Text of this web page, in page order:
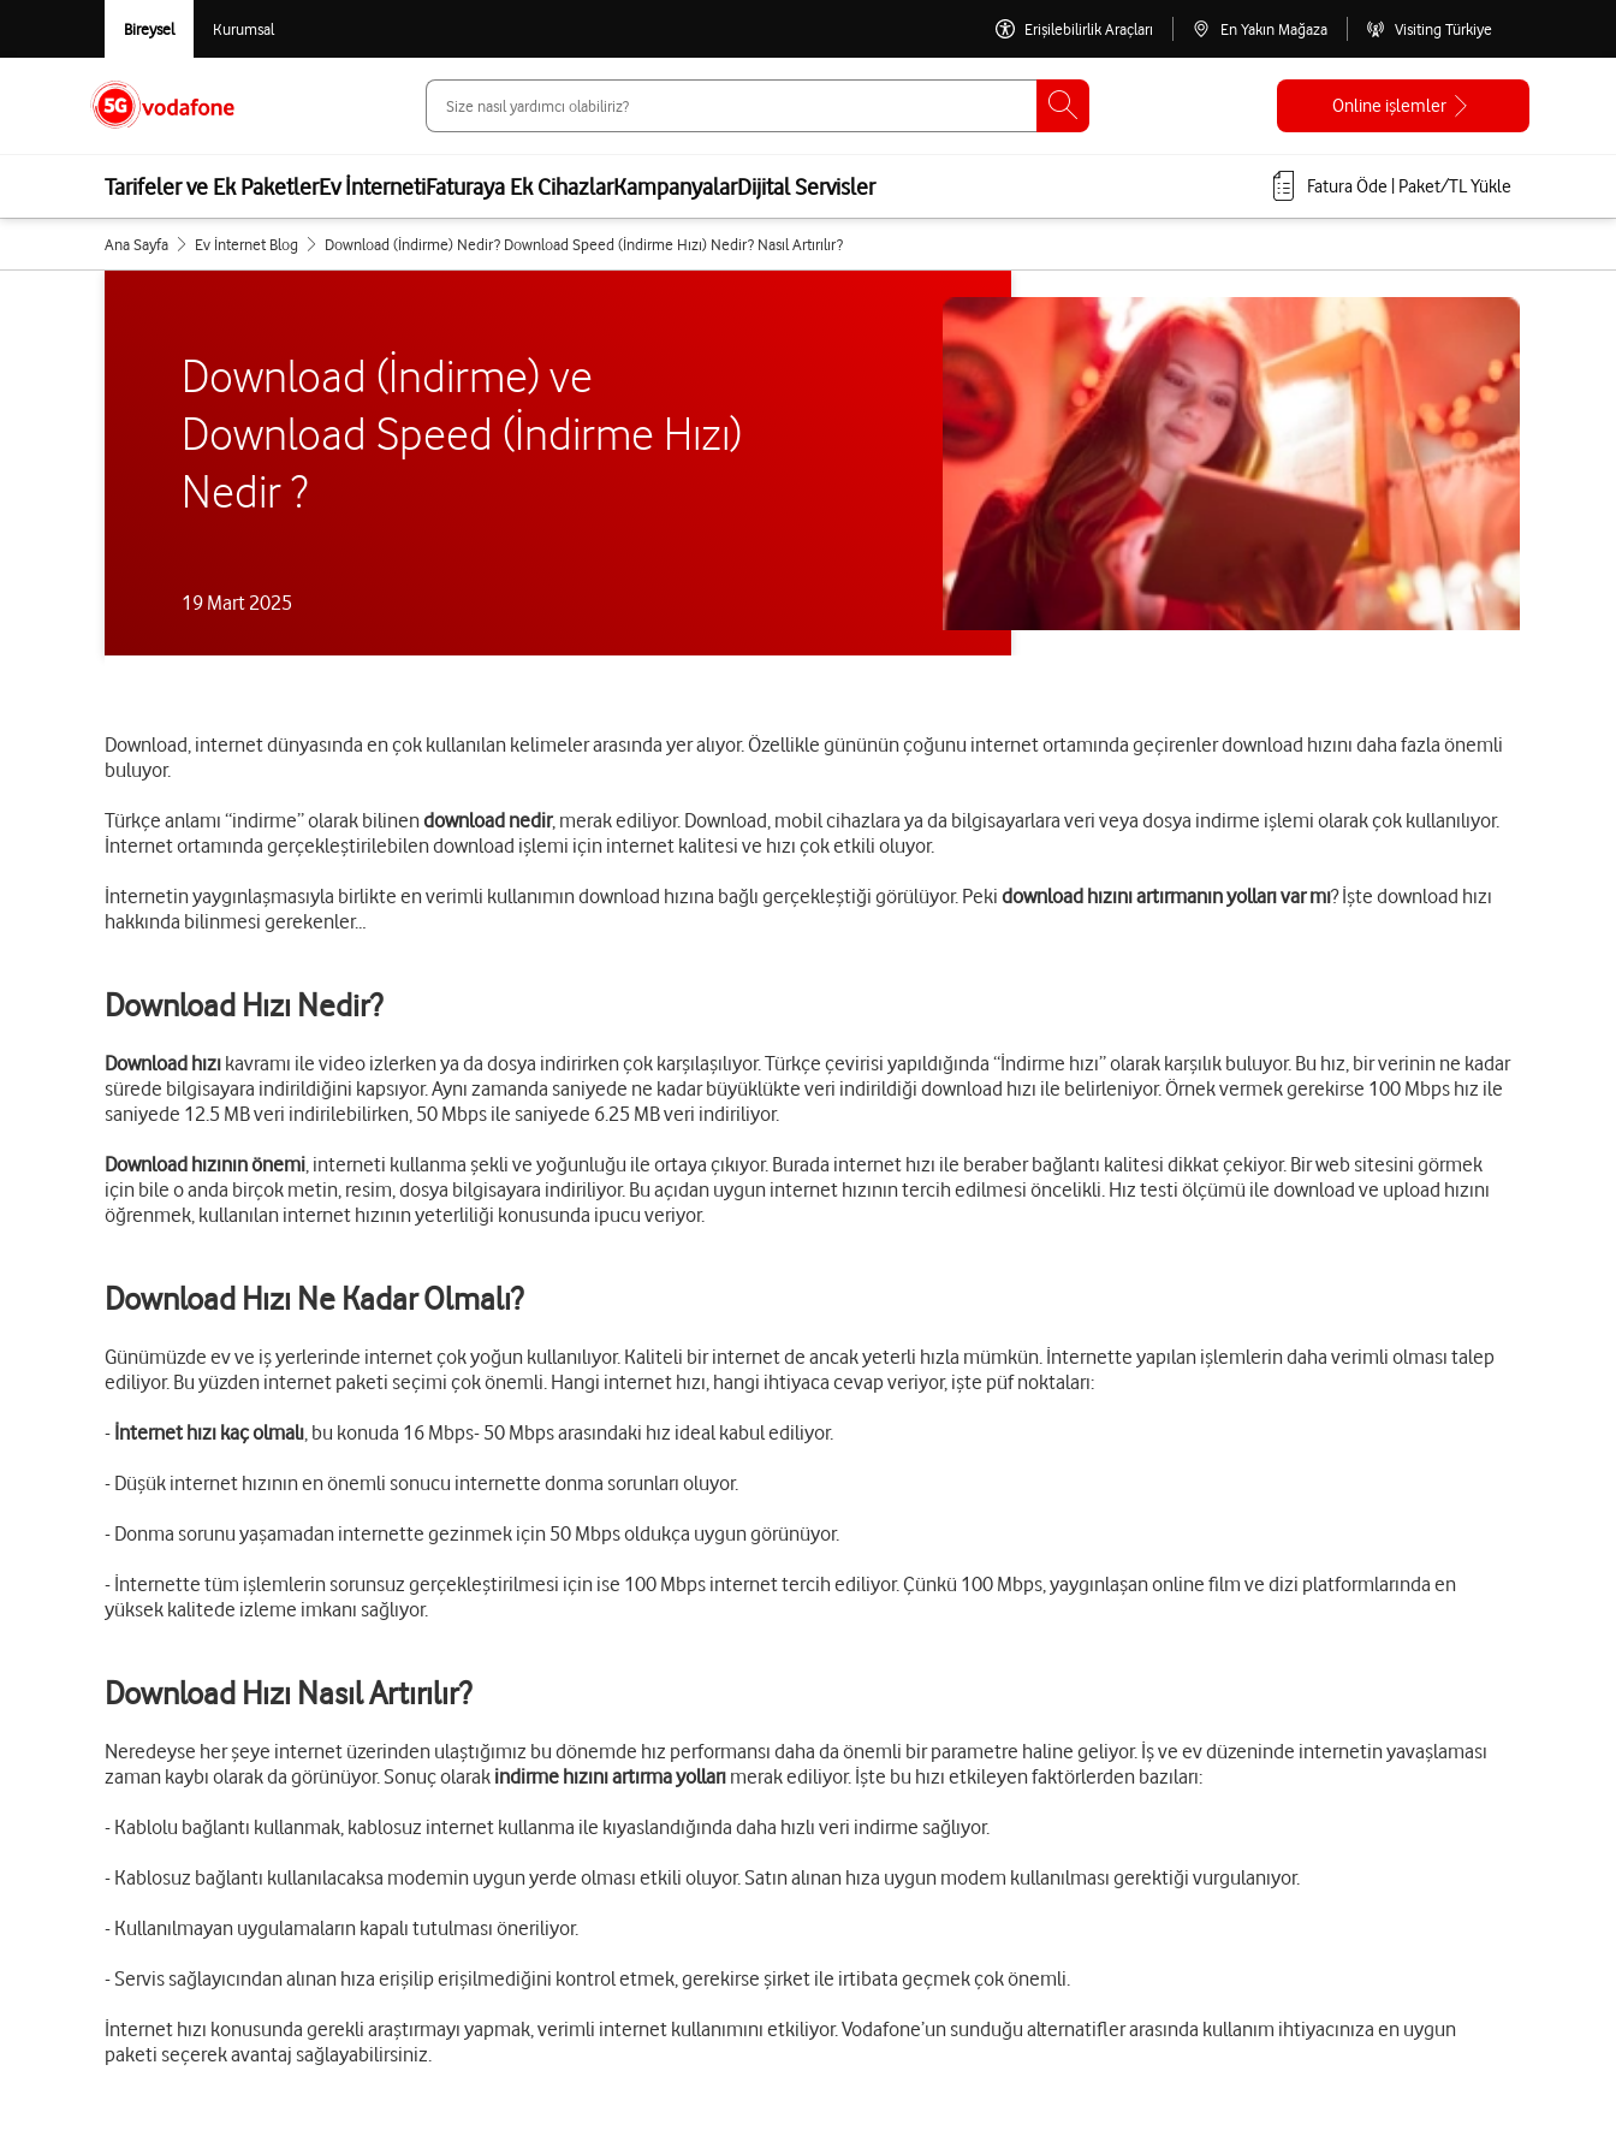
Bireysel Kurumsal Erişilebilirlik Araçları En Yakın Mağaza Visiting Türkiye
Online işlemler
Tarifeler ve Ek PaketlerEv İnternetiFaturaya Ek CihazlarKampanyalarDijital Servisler Fatura Öde | Paket/TL Yükle
Ana Sayfa Ev İnternet Blog Download (İndirme) Nedir? Download Speed (İndirme Hızı) Nedir? Nasıl Artırılır?
Download (İndirme) ve
Download Speed (İndirme Hızı)
Nedir ?
19 Mart 2025
Download, internet dünyasında en çok kullanılan kelimeler arasında yer alıyor. Özellikle gününün çoğunu internet ortamında geçirenler download hızını daha fazla önemli
buluyor.
Türkçe anlamı “indirme” olarak bilinendownload nedir, merak ediliyor. Download, mobil cihazlara ya da bilgisayarlara veri veya dosya indirme işlemi olarak çok kullanılıyor.
İnternet ortamında gerçekleştirilebilen download işlemi için internet kalitesi ve hızı çok etkili oluyor.
İnternetin yaygınlaşmasıyla birlikte en verimli kullanımın download hızına bağlı gerçekleştiği görülüyor. Peki download hızını artırmanın yolları var mı? İşte download hızı
hakkında bilinmesi gerekenler…
Download Hızı Nedir?
Download hızı kavramı ile video izlerken ya da dosya indirirken çok karşılaşılıyor. Türkçe çevirisi yapıldığında “İndirme hızı” olarak karşılık buluyor. Bu hız, bir verinin ne kadar
sürede bilgisayara indirildiğini kapsıyor. Aynı zamanda saniyede ne kadar büyüklükte veri indirildiği download hızı ile belirleniyor. Örnek vermek gerekirse 100 Mbps hız ile
saniyede 12.5 MB veri indirilebilirken, 50 Mbps ile saniyede 6.25 MB veri indiriliyor.
Download hızının önemi, interneti kullanma şekli ve yoğunluğu ile ortaya çıkıyor. Burada internet hızı ile beraber bağlantı kalitesi dikkat çekiyor. Bir web sitesini görmek
için bile o anda birçok metin, resim, dosya bilgisayara indiriliyor. Bu açıdan uygun internet hızının tercih edilmesi öncelikli. Hız testi ölçümü ile download ve upload hızını
öğrenmek, kullanılan internet hızının yeterliliği konusunda ipucu veriyor.
Download Hızı Ne Kadar Olmalı?
Günümüzde ev ve iş yerlerinde internet çok yoğun kullanılıyor. Kaliteli bir internet de ancak yeterli hızla mümkün. İnternette yapılan işlemlerin daha verimli olması talep
ediliyor. Bu yüzden internet paketi seçimi çok önemli. Hangi internet hızı, hangi ihtiyaca cevap veriyor, işte püf noktaları:
- İnternet hızı kaç olmalı, bu konuda 16 Mbps- 50 Mbps arasındaki hız ideal kabul ediliyor.
- Düşük internet hızının en önemli sonucu internette donma sorunları oluyor.
- Donma sorunu yaşamadan internette gezinmek için 50 Mbps oldukça uygun görünüyor.
- İnternette tüm işlemlerin sorunsuz gerçekleştirilmesi için ise 100 Mbps internet tercih ediliyor. Çünkü 100 Mbps, yaygınlaşan online film ve dizi platformlarında en
yüksek kalitede izleme imkanı sağlıyor.
Download Hızı Nasıl Artırılır?
Neredeyse her şeye internet üzerinden ulaştığımız bu dönemde hız performansı daha da önemli bir parametre haline geliyor. İş ve ev düzeninde internetin yavaşlaması
zaman kaybı olarak da görünüyor. Sonuç olarak indirme hızını artırma yolları merak ediliyor. İşte bu hızı etkileyen faktörlerden bazıları:
- Kablolu bağlantı kullanmak, kablosuz internet kullanma ile kıyaslandığında daha hızlı veri indirme sağlıyor.
- Kablosuz bağlantı kullanılacaksa modemin uygun yerde olması etkili oluyor. Satın alınan hıza uygun modem kullanılması gerektiği vurgulanıyor.
- Kullanılmayan uygulamaların kapalı tutulması öneriliyor.
- Servis sağlayıcından alınan hıza erişilip erişilmediğini kontrol etmek, gerekirse şirket ile irtibata geçmek çok önemli.
İnternet hızı konusunda gerekli araştırmayı yapmak, verimli internet kullanımını etkiliyor. Vodafone’un sunduğu alternatifler arasında kullanım ihtiyacınıza en uygun
paketi seçerek avantaj sağlayabilirsiniz.